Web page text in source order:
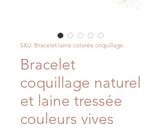
SKU: Bracelet laine colorée coquillage
Bracelet
coquillage naturel
et laine tressée
couleurs vives